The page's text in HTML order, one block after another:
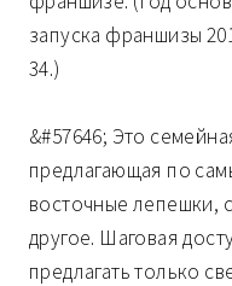
запуска франшизы
34.)
&#57646; Это
предлагающая по
восточные лепешки,
другое. Шаговая
предлагать только